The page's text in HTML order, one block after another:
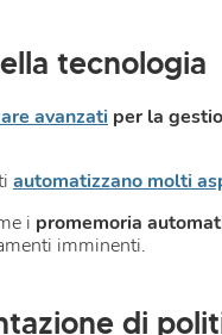
tecnologia
avanzati per la
automatizzano molti
i promemoria
imminenti.
di